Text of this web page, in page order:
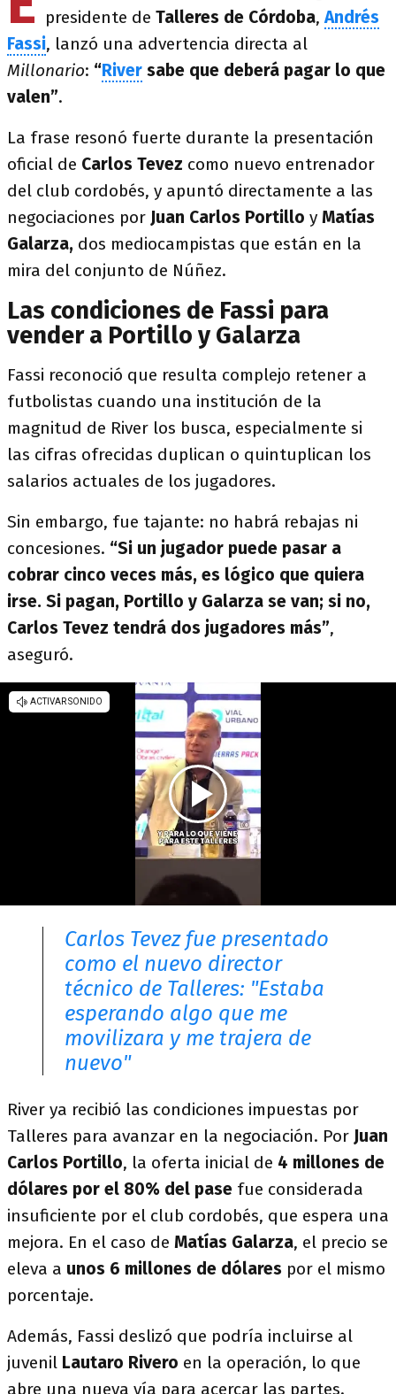
presidente de Talleres de Córdoba,Andrés
Fassi, lanzó una advertencia directa al
Millonario: “River sabe que deberá pagar lo que
valen”.
La frase resonó fuerte durante la presentación
oficial de Carlos Tevez como nuevo entrenador
del club cordobés, y apuntó directamente a las
negociaciones por Juan Carlos Portillo y Matías
Galarza, dos mediocampistas que están en la
mira del conjunto de Núñez.
Las condiciones de Fassi para
vender a Portillo y Galarza
Fassi reconoció que resulta complejo retener a
futbolistas cuando una institución de la
magnitud de River los busca, especialmente si
las cifras ofrecidas duplican o quintuplican los
salarios actuales de los jugadores.
Sin embargo, fue tajante: no habrá rebajas ni
concesiones. “Si un jugador puede pasar a
cobrar cinco veces más, es lógico que quiera
irse. Si pagan, Portillo y Galarza se van; si no,
Carlos Tevez tendrá dos jugadores más”,
aseguró.
Carlos Tevez fue presentado
como el nuevo director
técnico de Talleres: "Estaba
esperando algo que me
movilizara y me trajera de
nuevo"
River ya recibió las condiciones impuestas por
Talleres para avanzar en la negociación. Por Juan
Carlos Portillo, la oferta inicial de 4 millones de
dólares por el 80% del pase fue considerada
insuficiente por el club cordobés, que espera una
mejora. En el caso de Matías Galarza, el precio se
eleva a unos 6 millones de dólares por el mismo
porcentaje.
Además, Fassi deslizó que podría incluirse al
juvenil Lautaro Rivero en la operación, lo que
abre una nueva vía para acercar las partes.